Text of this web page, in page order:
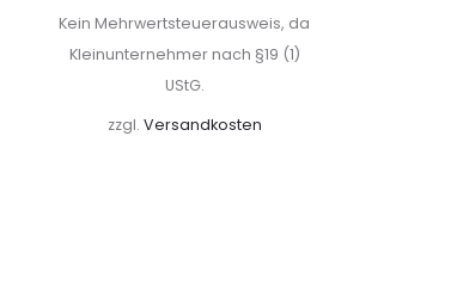
Kein Mehrwertsteuerausweis, da
Kleinunternehmer nach §19 (1)
UStG.
zzgl. Versandkosten